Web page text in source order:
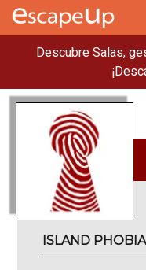
Descubre Salas,
ISLAND